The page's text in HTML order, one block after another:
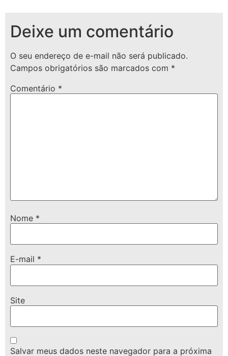
Deixe um comentário
O seu endereço de e-mail não será publicado.
Campos obrigatórios são marcados com *
Comentário *
Nome *
E-mail *
Site
Salvar meus dados neste navegador para a próxima